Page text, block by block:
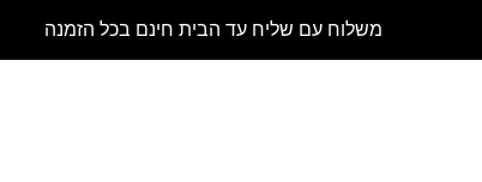
משלוח עם שליח עד הבית חינם בכל הזמנה